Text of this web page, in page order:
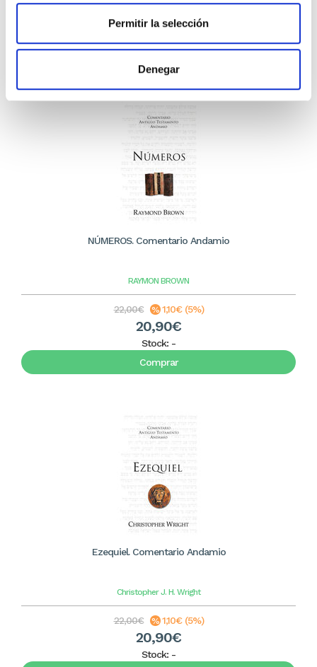
Permitir la selección
Denegar
23,75€
Comprar
NÚMEROS. Comentario Andamio
RAYMON BROWN
22,00€ 1,10€ (5%)
20,90€
Stock: -
Comprar
Ezequiel. Comentario Andamio
Christopher J. H. Wright
22,00€ 1,10€ (5%)
20,90€
Stock: -